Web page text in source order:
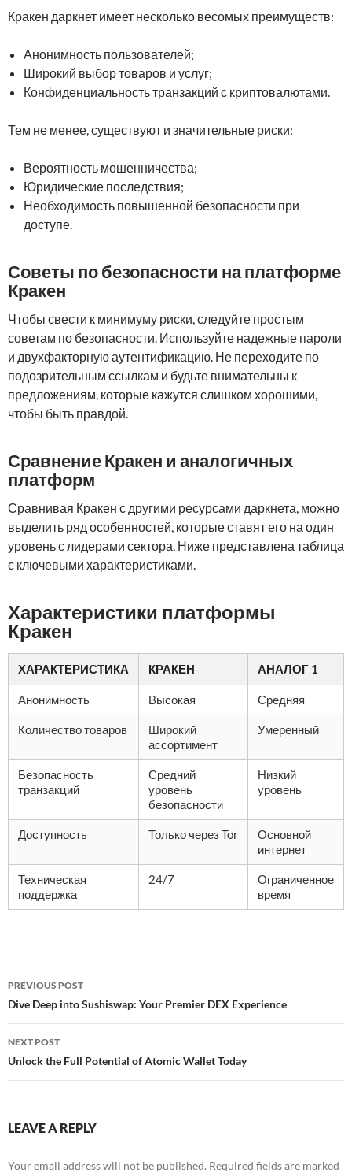
Кракен даркнет имеет несколько весомых преимуществ:
Анонимность пользователей;
Широкий выбор товаров и услуг;
Конфиденциальность транзакций с криптовалютами.
Тем не менее, существуют и значительные риски:
Вероятность мошенничества;
Юридические последствия;
Необходимость повышенной безопасности при
доступе.
Советы по безопасности на платформе
Кракен
Чтобы свести к минимуму риски, следуйте простым
советам по безопасности. Используйте надежные пароли
и двухфакторную аутентификацию. Не переходите по
подозрительным ссылкам и будьте внимательны к
предложениям, которые кажутся слишком хорошими,
чтобы быть правдой.
Сравнение Кракен и аналогичных
платформ
Сравнивая Кракен с другими ресурсами даркнета, можно
выделить ряд особенностей, которые ставят его на один
уровень с лидерами сектора. Ниже представлена таблица
с ключевыми характеристиками.
Характеристики платформы
Кракен
ХАРАКТЕРИСТИКА КРАКЕН АНАЛОГ 1
Анонимность Высокая Средняя
Количество товаров
Широкий
ассортимент
Умеренный
Безопасность
транзакций
Средний
уровень
безопасности
Низкий
уровень
Доступность Только через Tor
Основной
интернет
Техническая
поддержка
24/7
Ограниченное
время
Post
navigation
PREVIOUS POST
Dive Deep into Sushiswap: Your Premier DEX Experience
NEXT POST
Unlock the Full Potential of Atomic Wallet Today
LEAVE A REPLY
Your email address will not be published. Required fields are marked